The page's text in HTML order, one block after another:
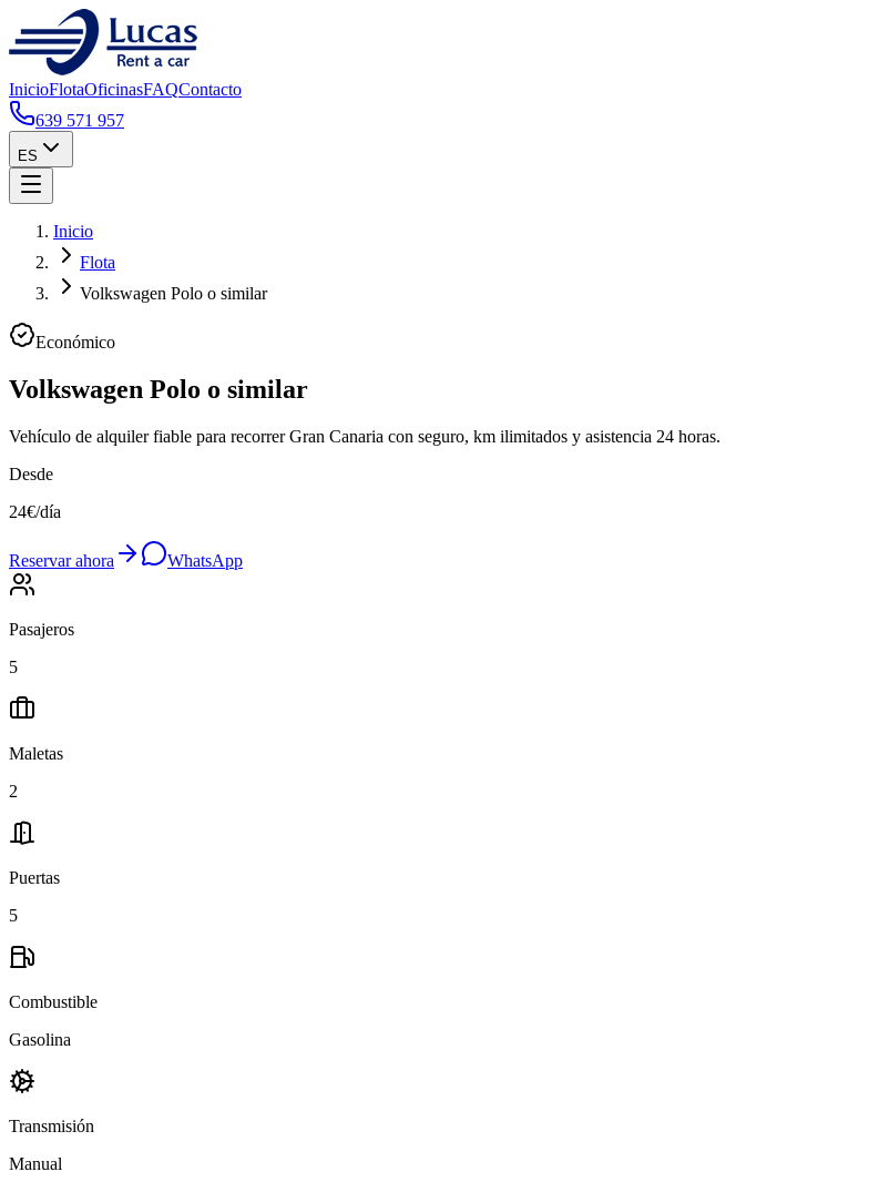
InicioFlotaOficinasFAQContacto
639 571 957
ES
Inicio
Flota
Volkswagen Polo o similar
Económico
Volkswagen Polo o similar
Vehículo de alquiler fiable para recorrer Gran Canaria con seguro, km ilimitados y asistencia 24 horas.
Desde
24€/día
Reservar ahora WhatsApp
Pasajeros
5
Maletas
2
Puertas
5
Combustible
Gasolina
Transmisión
Manual